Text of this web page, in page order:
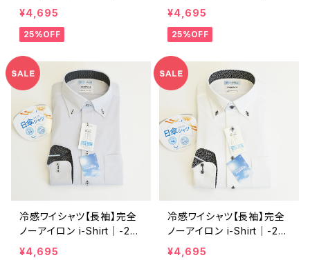
冷却 形態安定 レギュラー
シルエット セミワイドカラー
ドビー メンズ ビジネス dh
¥4,695
25%OFF
冷却 形態安定 レギュラー
シルエット ボタンダウン ド
ビー メンズ ビジネス dhw3
¥4,695
25%OFF
冷感ワイシャツ【長袖】完全
ノーアイロン i-Shirt｜-2℃
冷却 形態安定 遮熱UVカッ
¥4,695
冷感ワイシャツ【長袖】完全
ノーアイロン i-Shirt｜-2℃
冷却 形態安定 遮熱UVカッ
¥4,695